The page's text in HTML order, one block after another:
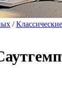
/Классические